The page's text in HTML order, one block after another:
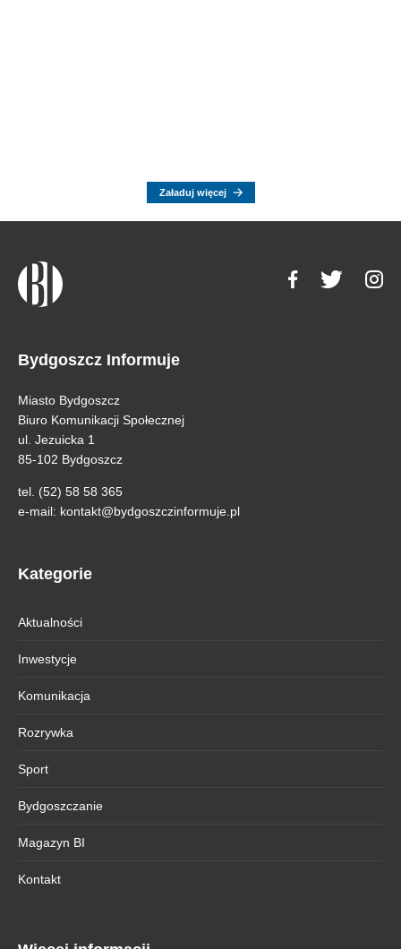
Załaduj więcej
Bydgoszcz Informuje
Miasto Bydgoszcz
Biuro Komunikacji Społecznej
ul. Jezuicka 1
85-102 Bydgoszcz
tel. (52) 58 58 365
e-mail: kontakt@bydgoszczinformuje.pl
Kategorie
Aktualności
Inwestycje
Komunikacja
Rozrywka
Sport
Bydgoszczanie
Magazyn BI
Kontakt